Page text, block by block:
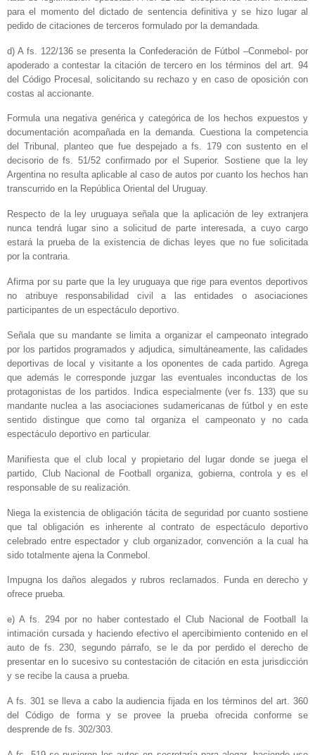
para el momento del dictado de sentencia definitiva y se hizo lugar al
pedido de citaciones de terceros formulado por la demandada.
d) A fs. 122/136 se presenta la Confederación de Fútbol –Conmebol- por
apoderado a contestar la citación de tercero en los términos del art. 94
del Código Procesal, solicitando su rechazo y en caso de oposición con
costas al accionante.
Formula una negativa genérica y categórica de los hechos expuestos y
documentación acompañada en la demanda. Cuestiona la competencia
del Tribunal, planteo que fue despejado a fs. 179 con sustento en el
decisorio de fs. 51/52 confirmado por el Superior. Sostiene que la ley
Argentina no resulta aplicable al caso de autos por cuanto los hechos han
transcurrido en la República Oriental del Uruguay.
Respecto de la ley uruguaya señala que la aplicación de ley extranjera
nunca tendrá lugar sino a solicitud de parte interesada, a cuyo cargo
estará la prueba de la existencia de dichas leyes que no fue solicitada
por la contraria.
Afirma por su parte que la ley uruguaya que rige para eventos deportivos
no atribuye responsabilidad civil a las entidades o asociaciones
participantes de un espectáculo deportivo.
Señala que su mandante se limita a organizar el campeonato integrado
por los partidos programados y adjudica, simultáneamente, las calidades
deportivas de local y visitante a los oponentes de cada partido. Agrega
que además le corresponde juzgar las eventuales inconductas de los
protagonistas de los partidos. Indica especialmente (ver fs. 133) que su
mandante nuclea a las asociaciones sudamericanas de fútbol y en este
sentido distingue que como tal organiza el campeonato y no cada
espectáculo deportivo en particular.
Manifiesta que el club local y propietario del lugar donde se juega el
partido, Club Nacional de Football organiza, gobierna, controla y es el
responsable de su realización.
Niega la existencia de obligación tácita de seguridad por cuanto sostiene
que tal obligación es inherente al contrato de espectáculo deportivo
celebrado entre espectador y club organizador, convención a la cual ha
sido totalmente ajena la Conmebol.
Impugna los daños alegados y rubros reclamados. Funda en derecho y
ofrece prueba.
e) A fs. 294 por no haber contestado el Club Nacional de Football la
intimación cursada y haciendo efectivo el apercibimiento contenido en el
auto de fs. 230, segundo párrafo, se le da por perdido el derecho de
presentar en lo sucesivo su contestación de citación en esta jurisdicción
y se recibe la causa a prueba.
A fs. 301 se lleva a cabo la audiencia fijada en los términos del art. 360
del Código de forma y se provee la prueba ofrecida conforme se
desprende de fs. 302/303.